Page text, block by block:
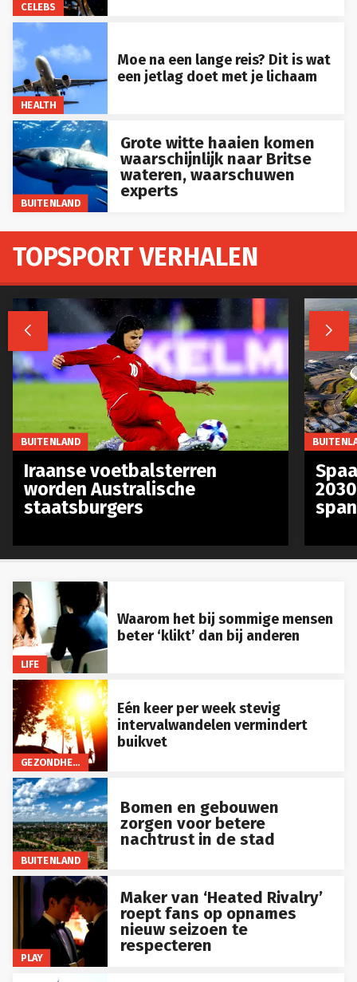
CELEBS
HEALTH
Moe na een lange reis? Dit is wat
een jetlag doet met je lichaam
BUITENLAND
Grote witte haaien komen
waarschijnlijk naar Britse
wateren, waarschuwen
experts
LIFE
Waarom het bij sommige mensen
beter ‘klikt’ dan bij anderen
GEZONDHEID
Eén keer per week stevig
intervalwandelen vermindert
buikvet
BUITENLAND
Bomen en gebouwen
zorgen voor betere
nachtrust in de stad
PLAY
Maker van ‘Heated Rivalry’
roept fans op opnames
nieuw seizoen te
respecteren
TOPSPORT VERHALEN
 
BUITENLAND
Iraanse voetbalsterren
worden Australische
staatsburgers